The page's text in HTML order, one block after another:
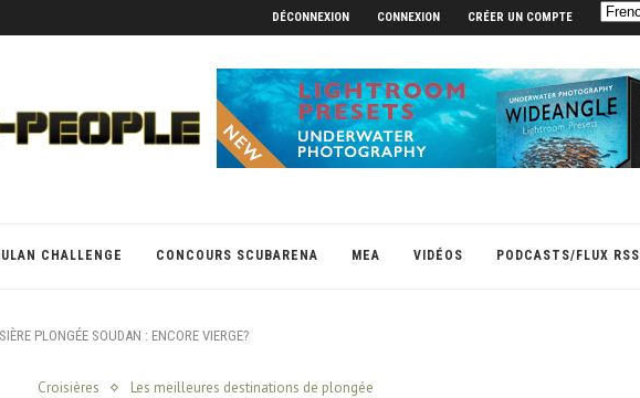
DÉCONNEXION CONNEXION CRÉER UN COMPTE
CHALLENGE CONCOURS SCUBARENA MEA VIDÉOS PODCASTS/FLUX RSS
PLONGÉE SOUDAN : ENCORE VIERGE?
Croisières Les meilleures destinations de plongée